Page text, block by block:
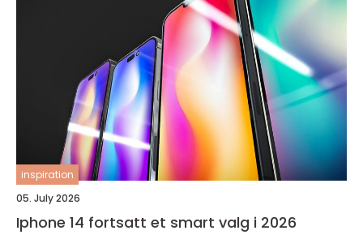
inspiration
05. July 2026
Iphone 14 fortsatt et smart valg i 2026